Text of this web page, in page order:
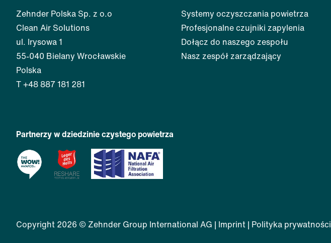
Zehnder Polska Sp. z o.o
Clean Air Solutions
ul. Irysowa 1
55-040 Bielany Wrocławskie
Polska
T +48 887 181 281
Systemy oczyszczania powietrza
Profesjonalne czujniki zapylenia
Dołącz do naszego zespołu
Nasz zespół zarządzający
Partnerzy w dziedzinie czystego powietrza
Copyright 2026 © Zehnder Group International AG | Imprint | Polityka prywatności